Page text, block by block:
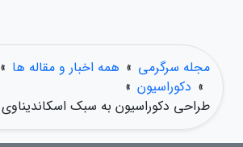
مجله سرگرمی » همه اخبار و مقاله ها »
» دکوراسیون »
طراحی دکوراسیون به سبک اسکاندیناوی